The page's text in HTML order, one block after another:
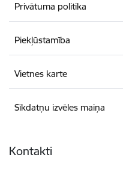
Privātuma politika
Piekļūstamība
Vietnes karte
Sīkdatņu izvēles maiņa
Kontakti